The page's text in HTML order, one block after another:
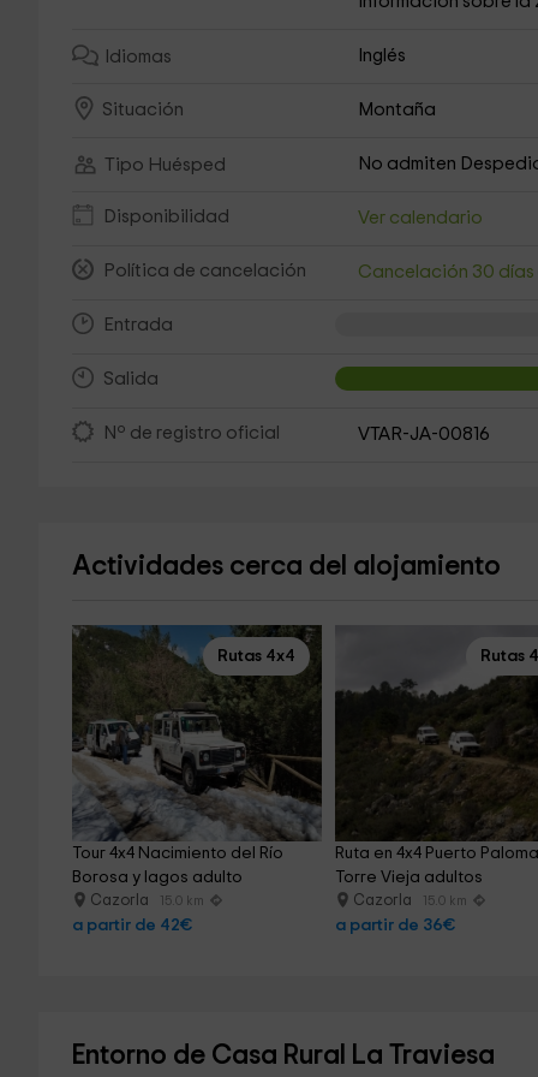
Idiomas Inglés
Situación Montaña
Tipo Huésped No admiten
Disponibilidad Ver calendario
Política de cancelación Cancelación 30 días
Entrada
Salida
Nº de registro oficial VTAR-JA-00816
Actividades cerca del alojamiento
Rutas 4x4
Tour 4x4 Nacimiento del Río
Borosa y lagos adulto
Cazorla 15.0 km
a partir de 42€
Rutas
Ruta en 4x4 Puerto
Torre Vieja adultos
Cazorla 15.0 km
a partir de 36€
Entorno de Casa Rural La Traviesa